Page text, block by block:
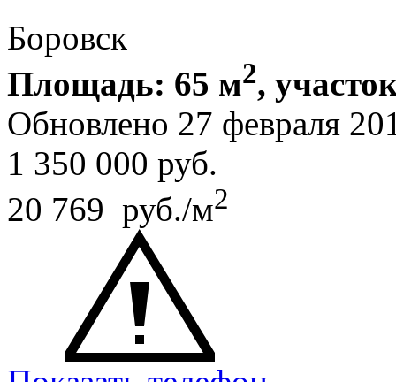
Боровск
Площадь: 65 м2,
Обновлено 27 февраля
1 350 000 руб.
20 769 руб./м2